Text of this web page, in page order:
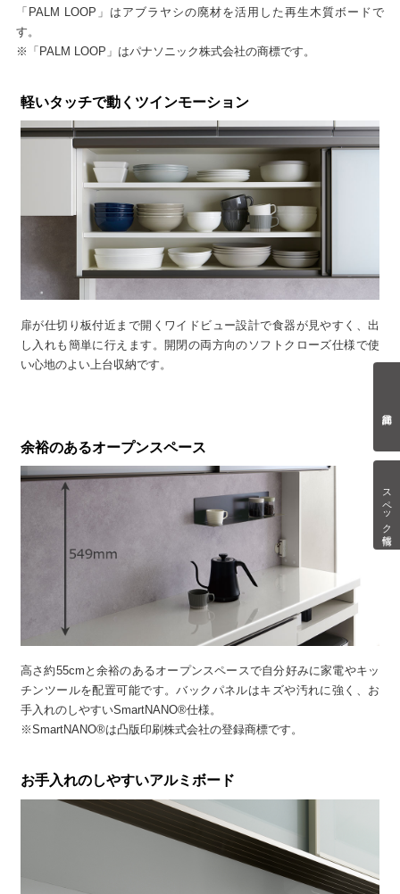
スペック情報
「PALM LOOP」はアブラヤシの廃材を活用した再生木質ボードで
す。
※「PALM LOOP」はパナソニック株式会社の商標です。
軽いタッチで動くツインモーション
扉が仕切り板付近まで開くワイドビュー設計で食器が見やすく、出
し入れも簡単に行えます。開閉の両方向のソフトクローズ仕様で使
い心地のよい上台収納です。
余裕のあるオープンスペース
高さ約55cmと余裕のあるオープンスペースで自分好みに家電やキッ
チンツールを配置可能です。バックパネルはキズや汚れに強く、お
手入れのしやすいSmartNANO®仕様。
※SmartNANO®は凸版印刷株式会社の登録商標です。
お手入れのしやすいアルミボード